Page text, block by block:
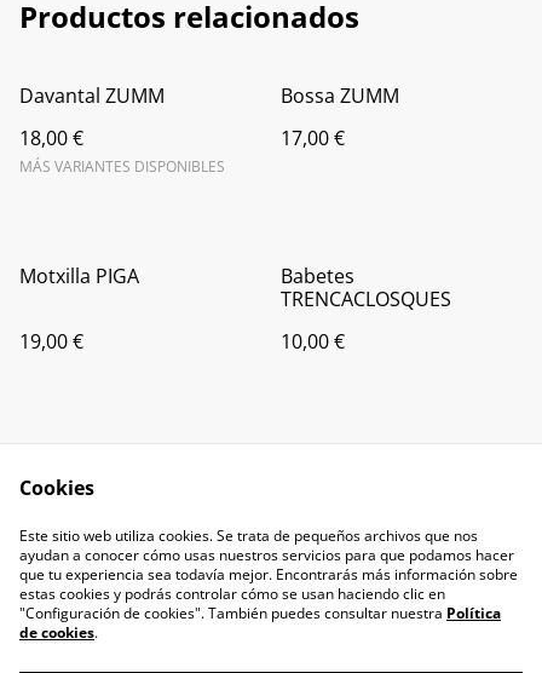
Productos relacionados
Davantal ZUMM
18,00 €
MÁS VARIANTES DISPONIBLES
Bossa ZUMM
17,00 €
Motxilla PIGA
19,00 €
Babetes
TRENCACLOSQUES
10,00 €
Contacte
Cookies
Este sitio web utiliza cookies. Se trata de pequeños archivos que nos
ayudan a conocer cómo usas nuestros servicios para que podamos hacer
que tu experiencia sea todavía mejor. Encontrarás más información sobre
estas cookies y podrás controlar cómo se usan haciendo clic en
"Configuración de cookies". También puedes consultar nuestra Política
de cookies.